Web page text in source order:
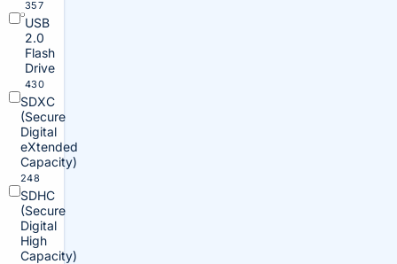
357
USB
2.0
Flash
Drive
430
SDXC
(Secure
Digital
eXtended
Capacity)
248
SDHC
(Secure
Digital
High
Capacity)